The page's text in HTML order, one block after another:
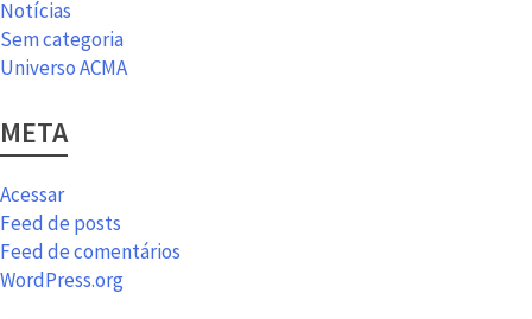
Notícias
Sem categoria
Universo ACMA
META
Acessar
Feed de posts
Feed de comentários
WordPress.org